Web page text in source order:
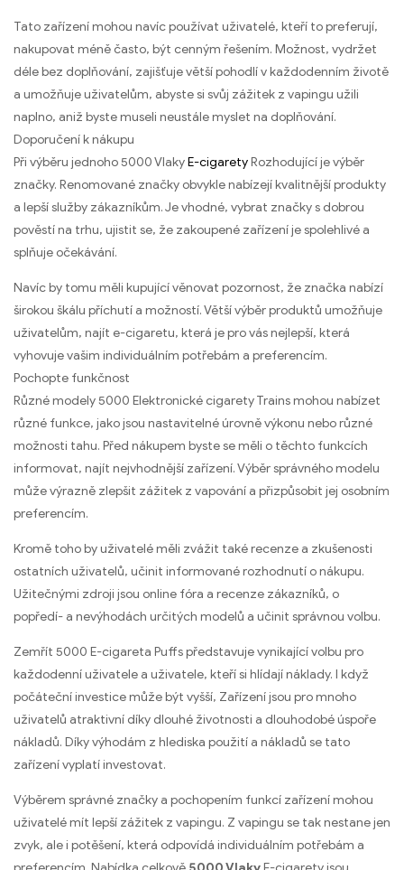
Tato zařízení mohou navíc používat uživatelé, kteří to preferují,
nakupovat méně často, být cenným řešením. Možnost, vydržet
déle bez doplňování, zajišťuje větší pohodlí v každodenním životě
a umožňuje uživatelům, abyste si svůj zážitek z vapingu užili
naplno, aniž byste museli neustále myslet na doplňování.
Doporučení k nákupu
Při výběru jednoho 5000 VlakyE-cigaretyRozhodující je výběr
značky. Renomované značky obvykle nabízejí kvalitnější produkty
a lepší služby zákazníkům. Je vhodné, vybrat značky s dobrou
pověstí na trhu, ujistit se, že zakoupené zařízení je spolehlivé a
splňuje očekávání.
Navíc by tomu měli kupující věnovat pozornost, že značka nabízí
širokou škálu příchutí a možností. Větší výběr produktů umožňuje
uživatelům, najít e-cigaretu, která je pro vás nejlepší, která
vyhovuje vašim individuálním potřebám a preferencím.
Pochopte funkčnost
Různé modely 5000 Elektronické cigarety Trains mohou nabízet
různé funkce, jako jsou nastavitelné úrovně výkonu nebo různé
možnosti tahu. Před nákupem byste se měli o těchto funkcích
informovat, najít nejvhodnější zařízení. Výběr správného modelu
může výrazně zlepšit zážitek z vapování a přizpůsobit jej osobním
preferencím.
Kromě toho by uživatelé měli zvážit také recenze a zkušenosti
ostatních uživatelů, učinit informované rozhodnutí o nákupu.
Užitečnými zdroji jsou online fóra a recenze zákazníků, o
popředí- a nevýhodách určitých modelů a učinit správnou volbu.
Zemřít 5000 E-cigareta Puffs představuje vynikající volbu pro
každodenní uživatele a uživatele, kteří si hlídají náklady. I když
počáteční investice může být vyšší, Zařízení jsou pro mnoho
uživatelů atraktivní díky dlouhé životnosti a dlouhodobé úspoře
nákladů. Díky výhodám z hlediska použití a nákladů se tato
zařízení vyplatí investovat.
Výběrem správné značky a pochopením funkcí zařízení mohou
uživatelé mít lepší zážitek z vapingu. Z vapingu se tak nestane jen
zvyk, ale i potěšení, která odpovídá individuálním potřebám a